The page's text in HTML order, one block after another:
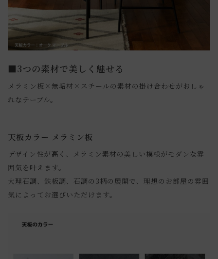
■3つの素材で美しく魅せる
メラミン板×無垢材×スチールの素材の掛け合わせがおしゃ
れなテーブル。
天板カラー メラミン板
デザイン性が高く、メラミン素材の美しい模様がモダンな雰
囲気を叶えます。
大理石調、鉄板調、石調の3柄の展開で、理想のお部屋の雰囲
気によってお選びいただけます。